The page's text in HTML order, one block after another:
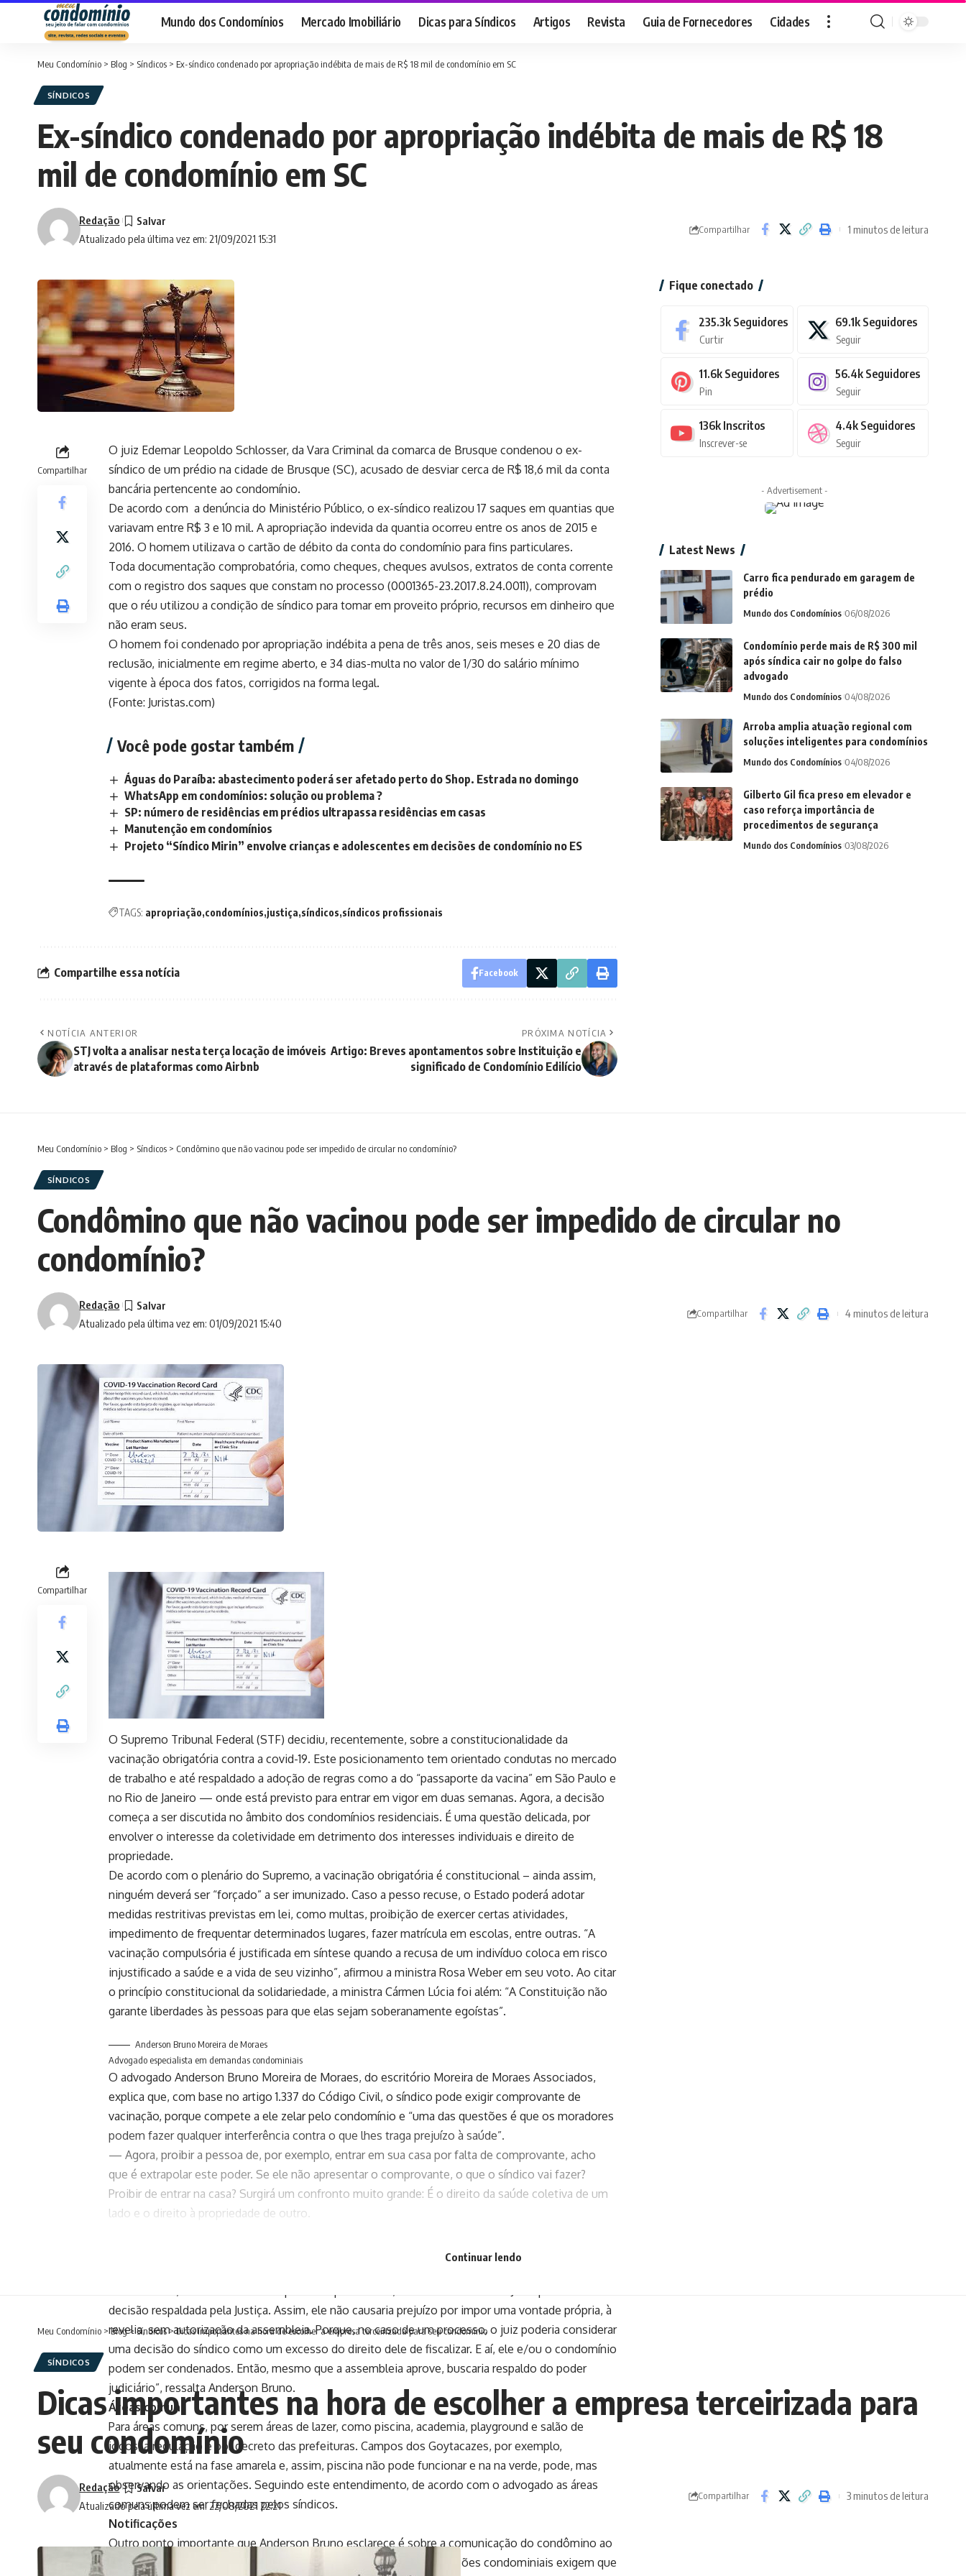
Mundo dos Condomínios Mercado Imobiliário Dicas para Síndicos Artigos Revista Guia de Fornecedores Cidades
Meu Condomínio > Blog > Síndicos > Ex-síndico condenado por apropriação indébita de mais de R$ 18 mil de condomínio em SC
SÍNDICOS
Ex-síndico condenado por apropriação indébita de mais de R$ 18
mil de condomínio em SC
Atualizado pela última vez em: 21/09/2021 15:31
Redação
Compartilhar 1 minutos de leitura
Compartilhar
O juiz Edemar Leopoldo Schlosser, da Vara Criminal da comarca de Brusque condenou o ex-
síndico de um prédio na cidade de Brusque (SC), acusado de desviar cerca de R$ 18,6 mil da conta
bancária pertencente ao condomínio.
De acordo com a denúncia do Ministério Público, o ex-síndico realizou 17 saques em quantias que
variavam entre R$ 3 e 10 mil. A apropriação indevida da quantia ocorreu entre os anos de 2015 e
2016. O homem utilizava o cartão de débito da conta do condomínio para fins particulares.
Toda documentação comprobatória, como cheques, cheques avulsos, extratos de conta corrente
com o registro dos saques que constam no processo (0001365-23.2017.8.24.0011), comprovam
que o réu utilizou a condição de síndico para tomar em proveito próprio, recursos em dinheiro que
não eram seus.
O homem foi condenado por apropriação indébita a pena de três anos, seis meses e 20 dias de
reclusão, inicialmente em regime aberto, e 34 dias-multa no valor de 1/30 do salário mínimo
vigente à época dos fatos, corrigidos na forma legal.
(Fonte: Juristas.com)
Você pode gostar também
Águas do Paraíba: abastecimento poderá ser afetado perto do Shop. Estrada no domingo
WhatsApp em condomínios: solução ou problema ?
SP: número de residências em prédios ultrapassa residências em casas
Manutenção em condomínios
Projeto “Síndico Mirin” envolve crianças e adolescentes em decisões de condomínio no ES
TAGS: apropriação condomínios justiça síndicos síndicos profissionais
Compartilhe essa notícia Facebook
NOTÍCIA ANTERIOR
STJ volta a analisar nesta terça locação de imóveis
através de plataformas como Airbnb
PRÓXIMA NOTÍCIA
Artigo: Breves apontamentos sobre Instituição e
significado de Condomínio Edilício
Fique conectado
235.3k Seguidores
Curtir
69.1k Seguidores
Seguir
11.6k Seguidores
Pin
56.4k Seguidores
Seguir
136k Inscritos
Inscrever-se
4.4k Seguidores
Seguir
- Advertisement -
Latest News
Carro fica pendurado em garagem de
prédio
Mundo dos Condomínios 06/08/2026
Condomínio perde mais de R$ 300 mil
após síndica cair no golpe do falso
advogado
Mundo dos Condomínios 04/08/2026
Arroba amplia atuação regional com
soluções inteligentes para condomínios
Mundo dos Condomínios 04/08/2026
Gilberto Gil fica preso em elevador e
caso reforça importância de
procedimentos de segurança
Mundo dos Condomínios 03/08/2026
Meu Condomínio > Blog > Síndicos > Condômino que não vacinou pode ser impedido de circular no condomínio?
SÍNDICOS
Condômino que não vacinou pode ser impedido de circular no
condomínio?
Atualizado pela última vez em: 01/09/2021 15:40
Redação
Compartilhar 4 minutos de leitura
Compartilhar
O Supremo Tribunal Federal (STF) decidiu, recentemente, sobre a constitucionalidade da
vacinação obrigatória contra a covid-19. Este posicionamento tem orientado condutas no mercado
de trabalho e até respaldado a adoção de regras como a do “passaporte da vacina” em São Paulo e
no Rio de Janeiro — onde está previsto para entrar em vigor em duas semanas. Agora, a decisão
começa a ser discutida no âmbito dos condomínios residenciais. É uma questão delicada, por
envolver o interesse da coletividade em detrimento dos interesses individuais e direito de
propriedade.
De acordo com o plenário do Supremo, a vacinação obrigatória é constitucional – ainda assim,
ninguém deverá ser “forçado” a ser imunizado. Caso a pesso recuse, o Estado poderá adotar
medidas restritivas previstas em lei, como multas, proibição de exercer certas atividades,
impedimento de frequentar determinados lugares, fazer matrícula em escolas, entre outras. “A
vacinação compulsória é justificada em síntese quando a recusa de um indivíduo coloca em risco
injustificado a saúde e a vida de seu vizinho”, afirmou a ministra Rosa Weber em seu voto. Ao citar
o princípio constitucional da solidariedade, a ministra Cármen Lúcia foi além: “A Constituição não
garante liberdades às pessoas para que elas sejam soberanamente egoístas”.
Anderson Bruno Moreira de Moraes
Advogado especialista em demandas condominiais
O advogado Anderson Bruno Moreira de Moraes, do escritório Moreira de Moraes Associados,
explica que, com base no artigo 1.337 do Código Civil, o síndico pode exigir comprovante de
vacinação, porque compete a ele zelar pelo condomínio e “uma das questões é que os moradores
podem fazer qualquer interferência contra o que lhes traga prejuízo à saúde”.
— Agora, proibir a pessoa de, por exemplo, entrar em sua casa por falta de comprovante, acho
que é extrapolar este poder. Se ele não apresentar o comprovante, o que o síndico vai fazer?
Proibir de entrar na casa? Surgirá um confronto muito grande: É o direito da saúde coletiva de um
lado e o direito à propriedade de outro.
Para o advogado, o melhor caminho é levar a questão para uma assembleia de condôminos:
decisão respaldada pela Justiça. Assim, ele não causaria prejuízo por impor uma vontade própria, à
revelia, sem autorização da assembleia. Porque, no caso de um processo, o juiz poderia considerar
uma decisão do síndico como um excesso do direito dele de fiscalizar. E aí, ele e/ou o condomínio
podem ser condenados. Então, mesmo que a assembleia aprove, buscaria respaldo do poder
judiciário”, ressalta Anderson Bruno.
Áreas comuns
Para áreas comuns, por serem áreas de lazer, como piscina, academia, playground e salão de
jogos, a regulação é por decreto das prefeituras. Campos dos Goytacazes, por exemplo,
atualmente está na fase amarela e, assim, piscina não pode funcionar e na na verde, pode, mas
observando as orientações. Seguindo este entendimento, de acordo com o advogado as áreas
comuns podem ser fechadas pelos síndicos.
Notificações
Outro ponto importante que Anderson Bruno esclarece é sobre a comunicação do condômino ao
síndico em caso de alguns tipos de doenças: “A maioria das convenções condominiais exigem que
Continuar lendo
Meu Condomínio >Blog>Síndicos>Dicas importantes na hora de escolher a empresa terceirizada para seu condomínio
SÍNDICOS
Dicas importantes na hora de escolher a empresa terceirizada para
seu condomínio
Atualizado pela última vez em: 22/08/2021 22:21
Redação
Compartilhar 3 minutos de leitura